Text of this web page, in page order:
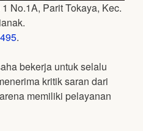
No.1A, Parit Tokaya, Kec.
.
bekerja untuk selalu
kritik saran dari
memiliki pelayanan